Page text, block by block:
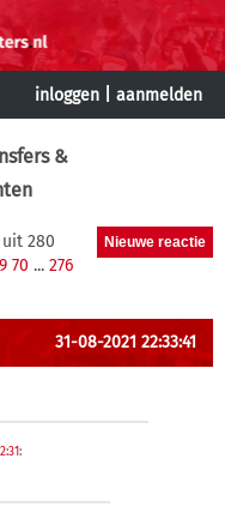
inloggen aanmelden
&
280
70 ... 276
31-08-2021 22:33:41
: